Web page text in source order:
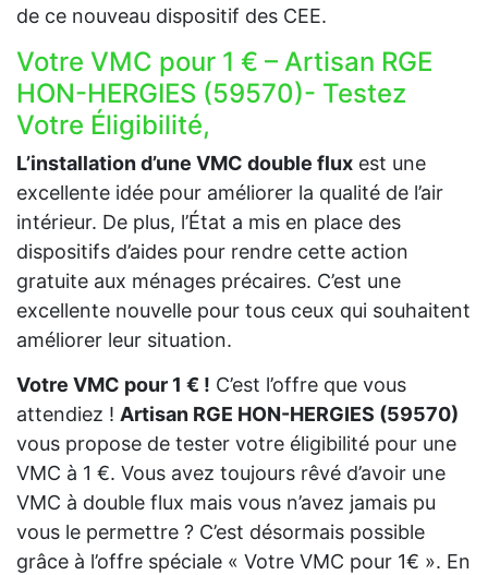
de ce nouveau dispositif des CEE.
Votre VMC pour 1 € – Artisan RGE
HON-HERGIES (59570)- Testez
Votre Éligibilité,
L’installation d’une VMC double flux est une
excellente idée pour améliorer la qualité de l’air
intérieur. De plus, l’État a mis en place des
dispositifs d’aides pour rendre cette action
gratuite aux ménages précaires. C’est une
excellente nouvelle pour tous ceux qui souhaitent
améliorer leur situation.
Votre VMC pour 1 € ! C’est l’offre que vous
attendiez ! Artisan RGE HON-HERGIES (59570)
vous propose de tester votre éligibilité pour une
VMC à 1 €. Vous avez toujours rêvé d’avoir une
VMC à double flux mais vous n’avez jamais pu
vous le permettre ? C’est désormais possible
grâce à l’offre spéciale « Votre VMC pour 1€ ». En